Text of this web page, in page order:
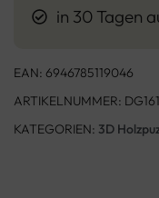
in 30 Tagen
EAN: 6946785119046
ARTIKELNUMMER: DG161
KATEGORIEN: 3D